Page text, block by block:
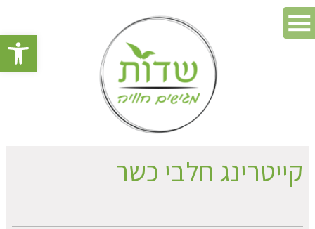
פתח
קייטרינג חלבי כשר